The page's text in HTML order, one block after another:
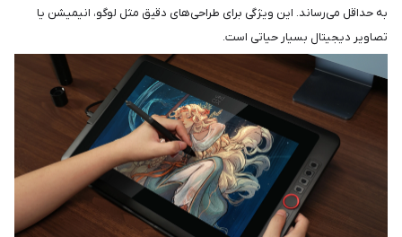
به حداقل می‌رساند. این ویژگی برای طراحی‌های دقیق مثل لوگو، انیمیشن یا
تصاویر دیجیتال بسیار حیاتی است.